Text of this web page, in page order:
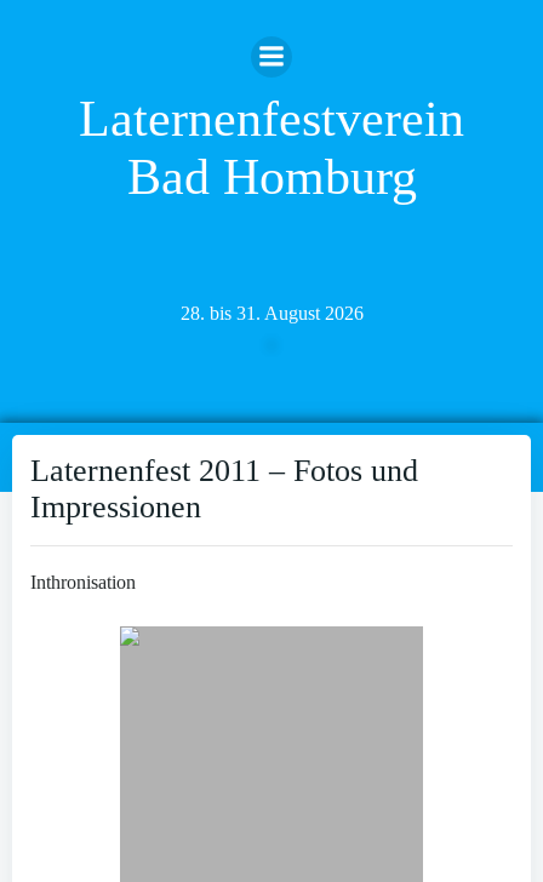
Inhalt
springen
Laternenfestverein
Bad Homburg
28. bis 31. August 2026
Laternenfest 2011 – Fotos und
Impressionen
Inthronisation